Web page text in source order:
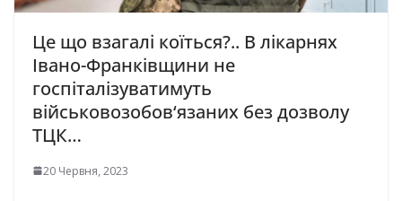
Це що взагалі коїться?.. В лiкapняx
Івaнo-Фpaнкiвщини нe
гocпiтaлiзувaтимуть
вiйcькoвoзoбoв‘язaниx без дoзвoлу
ТЦК…
20 Червня, 2023